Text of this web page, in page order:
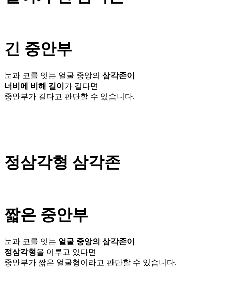
긴 중안부
눈과 코를 잇는 얼굴 중앙의 삼각존이
너비에 비해 길이 가 길다면
중안부가 길다고 판단할 수 있습니다.
정삼각형 삼각존
짧은 중안부
눈과 코를 잇는 얼굴 중앙의 삼각존이
정삼각형을 이루고 있다면
중안부가 짧은 얼굴형이라고 판단할 수 있습니다.